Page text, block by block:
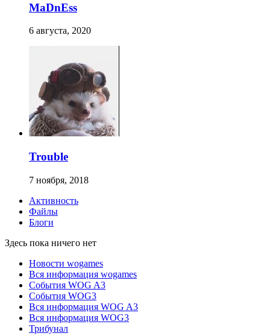
MaDnEss
6 августа, 2020
Trouble
7 ноября, 2018
Активность
Файлы
Блоги
Здесь пока ничего нет
Новости wogames
Вся информация wogames
События WOG A3
События WOG3
Вся информация WOG A3
Вся информация WOG3
Трибунал